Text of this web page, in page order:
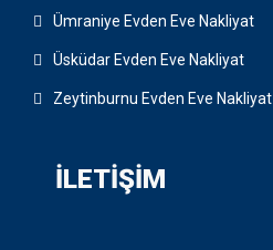
Ümraniye Evden Eve Nakliyat
Üsküdar Evden Eve Nakliyat
Zeytinburnu Evden Eve Nakliyat
İLETIŞIM